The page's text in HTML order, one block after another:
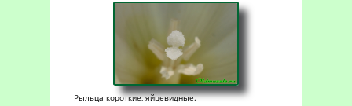
Рыльца короткие, яйцевидные.